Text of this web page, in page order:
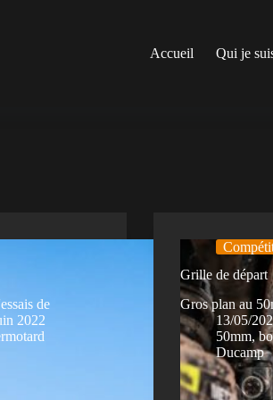
Accueil
Qui je
de
2022
Grille de départ
Gros plan au
13/05/
50mm,
Ducamp